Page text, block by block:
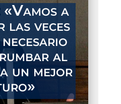
a
las veces
al
un mejor